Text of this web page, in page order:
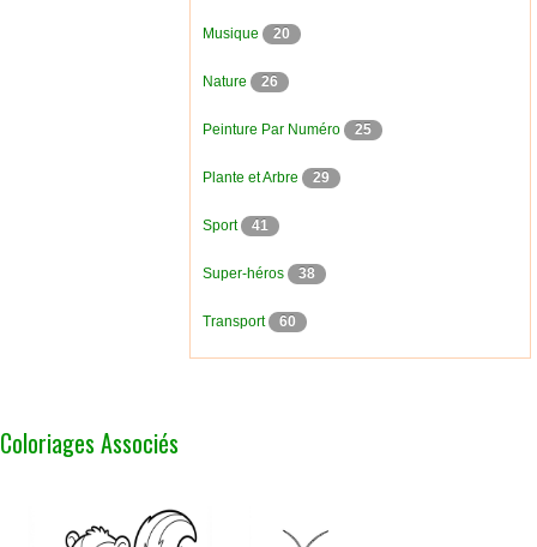
Musique 20
Nature 26
Peinture Par Numéro 25
Plante et Arbre 29
Sport 41
Super-héros 38
Transport 60
Coloriages Associés